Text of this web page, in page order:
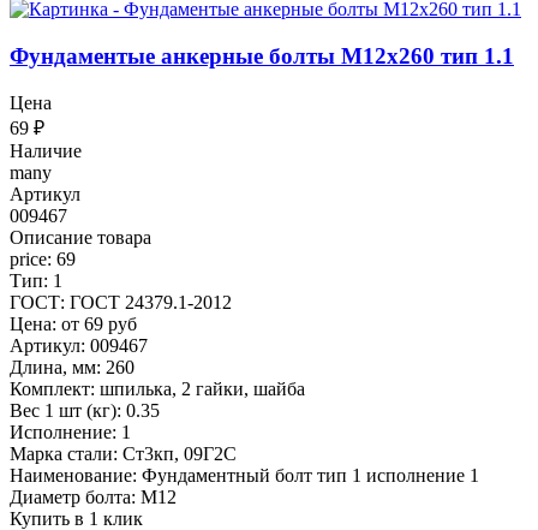
Фундаментые анкерные болты М12x260 тип 1.1
Цена
69 ₽
Наличие
many
Артикул
009467
Описание товара
price: 69
Тип: 1
ГОСТ: ГОСТ 24379.1-2012
Цена: от 69 руб
Артикул: 009467
Длина, мм: 260
Комплект: шпилька, 2 гайки, шайба
Вес 1 шт (кг): 0.35
Исполнение: 1
Марка стали: Ст3кп, 09Г2С
Наименование: Фундаментный болт тип 1 исполнение 1
Диаметр болта: М12
Купить в 1 клик